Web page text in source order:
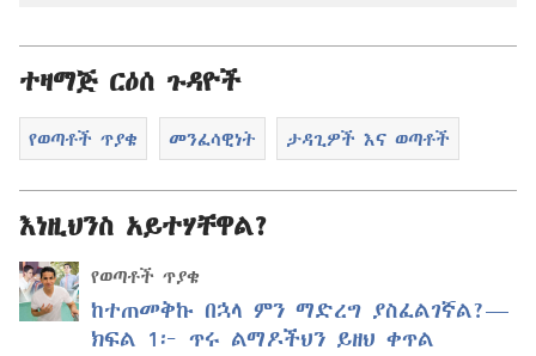
ተዛማጅ ርዕሰ ጉዳዮች
የወጣቶች ጥያቄ መንፈሳዊነት ታዳጊዎች እና ወጣቶች
እነዚህንስ አይተሃቸዋል?
የወጣቶች ጥያቄ
ከተጠመቅኩ በኋላ ምን ማድረግ ያስፈልገኛል?—
ክፍል 1፦ ጥሩ ልማዶችህን ይዘህ ቀጥል